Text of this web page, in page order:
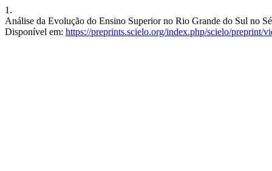
1.
Análise da Evolução do Ensino Superior no Rio Grande do Sul no
Disponível em: https://preprints.scielo.org/index.php/scielo/preprint/